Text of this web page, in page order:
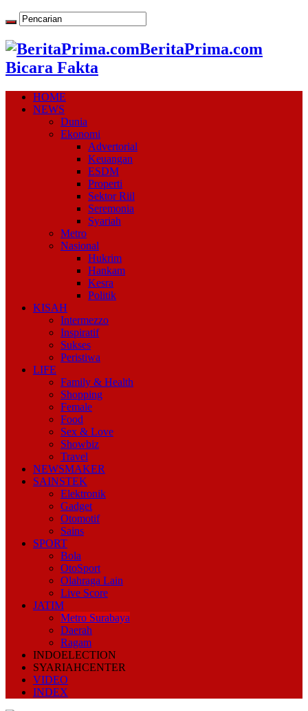
BeritaPrima.com
Bicara Fakta
HOME
NEWS
Dunia
Ekonomi
Advertorial
Keuangan
ESDM
Properti
Sektor Riil
Seremonia
Syariah
Metro
Nasional
Hukrim
Hankam
Kesra
Politik
KISAH
Intermezzo
Inspiratif
Sukses
Peristiwa
LIFE
Family & Health
Shopping
Female
Food
Sex & Love
Showbiz
Travel
NEWSMAKER
SAINSTEK
Elektronik
Gadget
Otomotif
Sains
SPORT
Bola
OtoSport
Olahraga Lain
Live Score
JATIM
Metro Surabaya
Daerah
Ragam
INDOELECTION
SYARIAHCENTER
VIDEO
INDEX